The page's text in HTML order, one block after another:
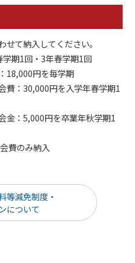
て納入してください。
期1回・3年春学期1回
18,000円を毎学期
費：30,000円を入学年春学期1
金：5,000円を卒業年秋学期1
費のみ納入
等減免制度・
について